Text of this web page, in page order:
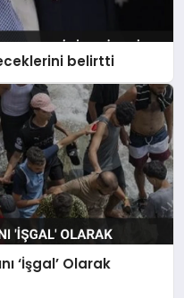
belirtti
‘İşgal’ Olarak